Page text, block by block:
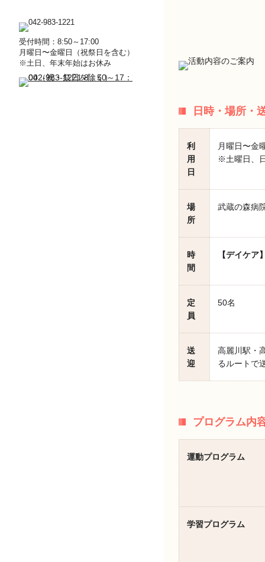
受付時間：8:50～17:00
月曜日〜金曜日（祝祭日を含む）
※土日、年末年始はお休み
日時・場所・
利
用
日
月曜日〜金
※土曜日、
場
所
武蔵の森病
時
間
【デイケア
定
員
50名
送
迎
高麗川駅・
るルートで
プログラム内
運動プログラム
学習プログラム